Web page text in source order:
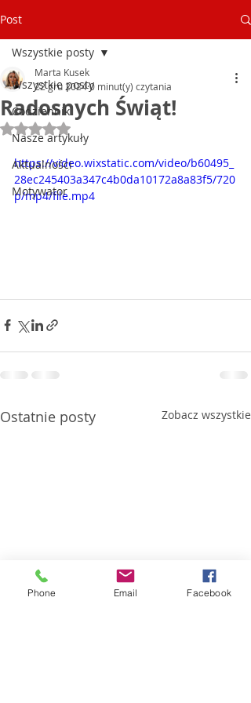
Post
Wszystkie posty
Codziennik
Nasze artykuły
Aktualności
Motywator
Wszystkie posty
Radosnych Świąt!
Marta Kusek
22 gru 20240 minut(y) czytania
Oceniono na NaN z 5 gwiazdek.
https://video.wixstatic.com/video/b60495_
28ec245403a347c4b0da10172a8a83f5/720
p/mp4/file.mp4
Ostatnie posty Zobacz wszystkie
Phone Email Facebook